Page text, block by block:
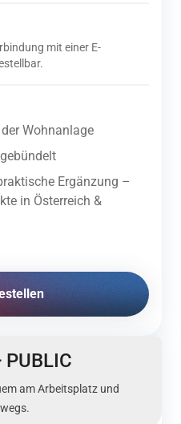
mit einer E-
derWohnanlage
gebündelt
Ergänzung –
in Österreich &
PUBLIC
am Arbeitsplatz und